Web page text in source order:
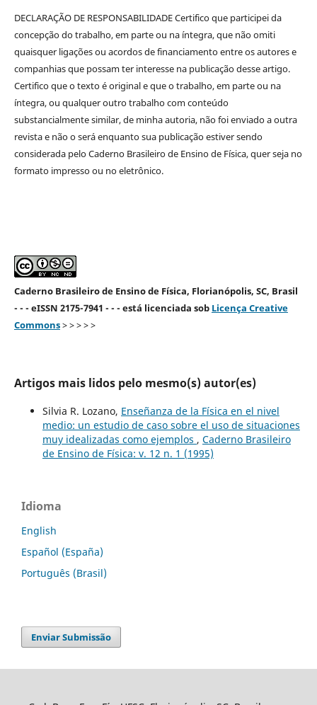
DECLARAÇÃO DE RESPONSABILIDADE Certifico que participei da
concepção do trabalho, em parte ou na íntegra, que não omiti
quaisquer ligações ou acordos de financiamento entre os autores e
companhias que possam ter interesse na publicação desse artigo.
Certifico que o texto é original e que o trabalho, em parte ou na
íntegra, ou qualquer outro trabalho com conteúdo
substancialmente similar, de minha autoria, não foi enviado a outra
revista e não o será enquanto sua publicação estiver sendo
considerada pelo Caderno Brasileiro de Ensino de Física, quer seja no
formato impresso ou no eletrônico.
Caderno Brasileiro de Ensino de Física, Florianópolis, SC, Brasil
- - - eISSN 2175-7941 - - - está licenciada sob Licença Creative
Commons> > > > >
Artigos mais lidos pelo mesmo(s) autor(es)
Silvia R. Lozano, Enseñanza de la Física en el nivel
medio: un estudio de caso sobre el uso de situaciones
muy idealizadas como ejemplos , Caderno Brasileiro
de Ensino de Física: v. 12 n. 1 (1995)
Idioma
English
Español (España)
Português (Brasil)
Enviar Submissão